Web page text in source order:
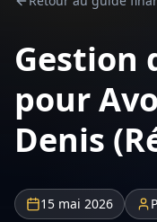
Gestion
pour
Denis
15 mai 2026